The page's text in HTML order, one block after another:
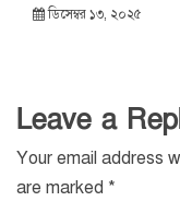
ডিসেম্বর ১৩, ২০২৫
Leave a
Your email address
are marked *